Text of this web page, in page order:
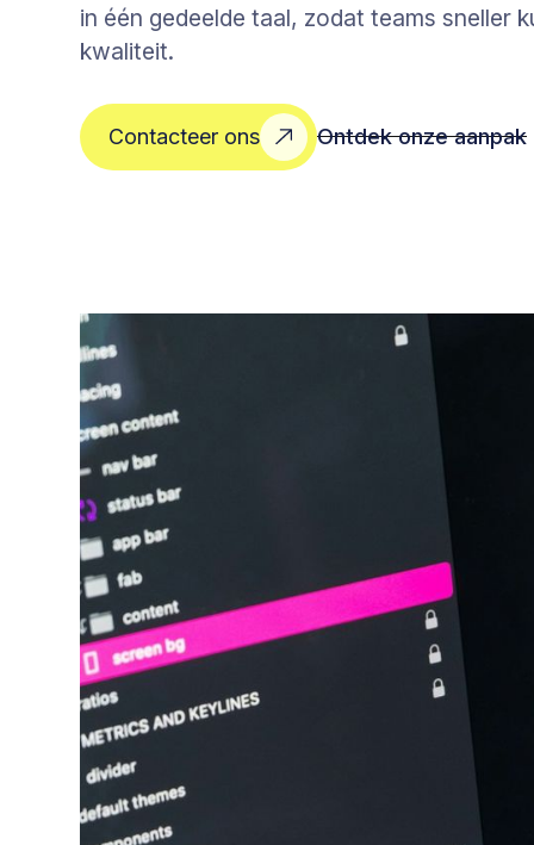
in één gedeelde taal, zodat teams sneller
kwaliteit.
Contacteer ons Ontdek onze aanpak